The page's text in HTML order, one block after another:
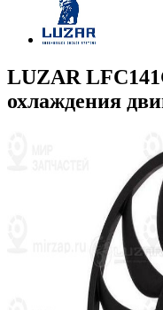
LUZAR
охлаждения